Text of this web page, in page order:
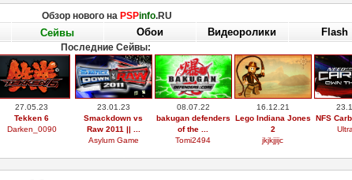
Обзор нового на PSPinfo.RU
Сейвы Обои Видеоролики Flash
Последние Сейвы:
27.05.23
Tekken 6
Darken_0090
23.01.23
Smackdown vs
Raw 2011 || ...
Asylum Game
08.07.22
bakugan defenders
of the ...
Tomi2494
16.12.21
Lego Indiana Jones
2
jkjkjjijc
NFS